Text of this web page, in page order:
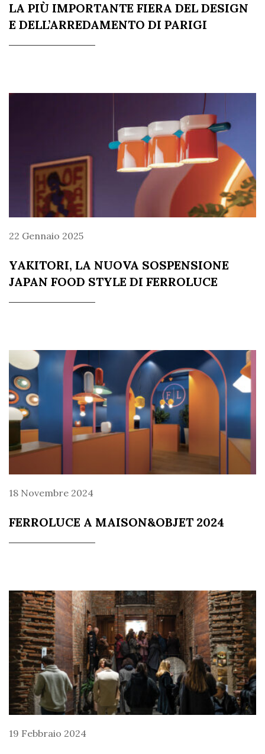
LA PIÙ IMPORTANTE FIERA DEL DESIGN
E DELL’ARREDAMENTO DI PARIGI
22 Gennaio 2025
YAKITORI, LA NUOVA SOSPENSIONE
JAPAN FOOD STYLE DI FERROLUCE
18 Novembre 2024
FERROLUCE A MAISON&OBJET 2024
19 Febbraio 2024